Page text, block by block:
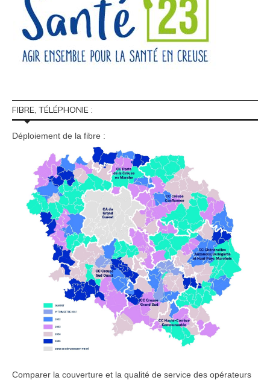
FIBRE, TÉLÉPHONIE :
Déploiement de la fibre :
Comparer la couverture et la qualité de service des opérateurs